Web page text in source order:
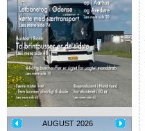
AUGUST 2026